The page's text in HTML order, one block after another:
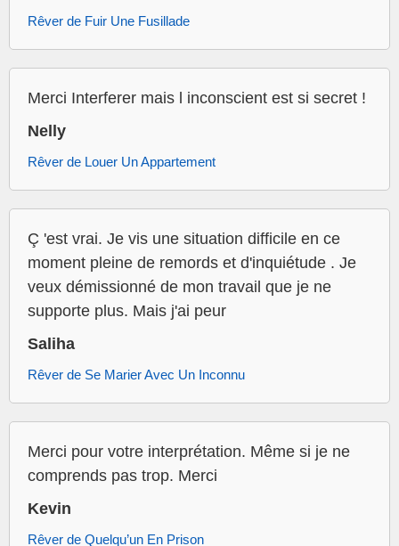
Rêver de Fuir Une Fusillade
Merci Interferer mais l inconscient est si secret !
Nelly
Rêver de Louer Un Appartement
Ç 'est vrai. Je vis une situation difficile en ce
moment pleine de remords et d'inquiétude . Je
veux démissionné de mon travail que je ne
supporte plus. Mais j'ai peur
Saliha
Rêver de Se Marier Avec Un Inconnu
Merci pour votre interprétation. Même si je ne
comprends pas trop. Merci
Kevin
Rêver de Quelqu’un En Prison